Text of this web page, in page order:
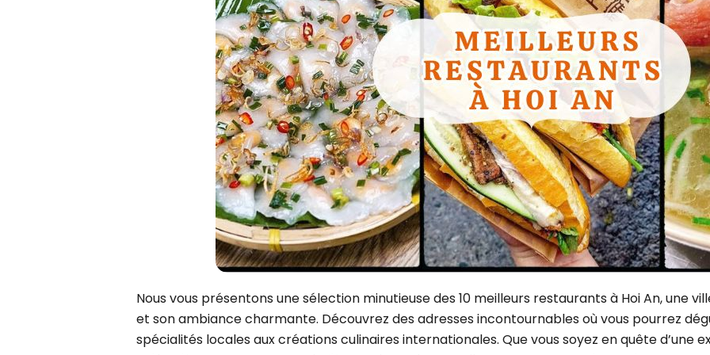
Juillet
Août
Octobre
Novembre
CIRCUITS VIETNAM PAR DURÉE
7 jours 8 jours
10 jours
11 jours
13 jours
14 jours
16 jours
17 jours
19 jours
20 jours et plus
Siem Reap
Yangon
Vientiane
Luang Prabang
Phu Tho
Cuc Phuong
Hue
Hoi An
Cu Chi
Da Lat
Can Tho
Marché flottant Cai Rang
Cat Tien
Dien Bien Phu
Nha Trang
Phong Nha Ke Bang
Nous vous présentons une sélection minutieuse des 10 meilleurs restaurants à Hoi An, une
et son ambiance charmante. Découvrez des adresses incontournables où vous pourrez
spécialités locales aux créations culinaires internationales. Que vous soyez en quête d’une